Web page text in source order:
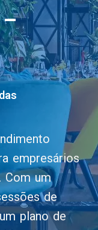
empresários
Com um
de
plano de